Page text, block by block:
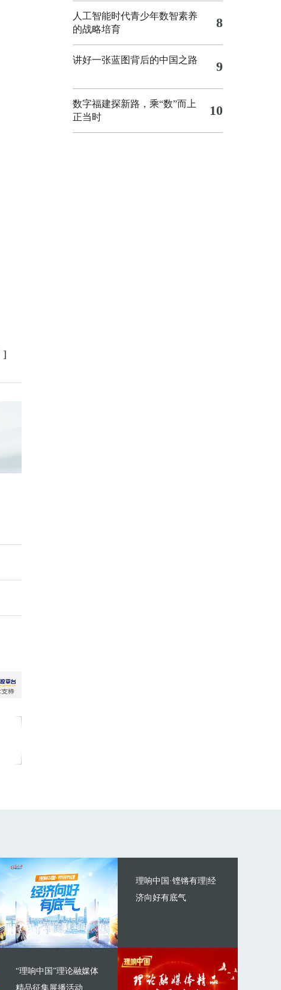
]
人工智能时代青少年数智素养
的战略培育
8
讲好一张蓝图背后的中国之路 9
数字福建探新路，乘“数”而上
正当时
10
理响中国·铿锵有理|经
济向好有底气
“理响中国”理论融媒体
精品征集展播活动